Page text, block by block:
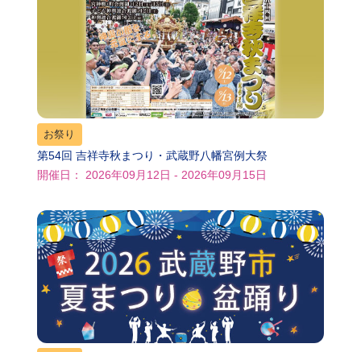
お祭り
第54回 吉祥寺秋まつり・武蔵野八幡宮例大祭
開催日： 2026年09月12日 - 2026年09月15日